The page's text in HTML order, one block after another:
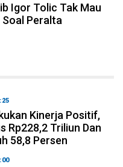
Igor Tolic Tak Mau
Peralta
Kinerja Positif,
Rp228,2 Triliun Dan
58,8 Persen